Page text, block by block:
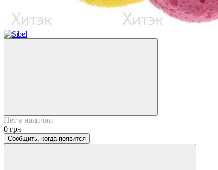
Нет в наличии
0 грн
Сообщить, когда появится